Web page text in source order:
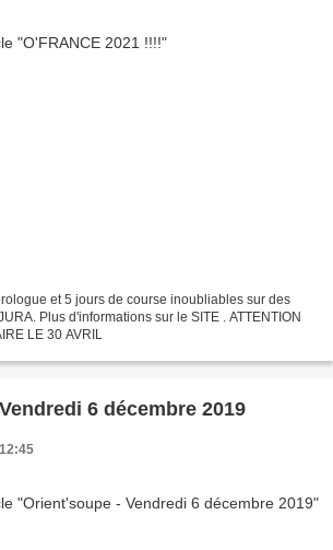
et 5 jours de course inoubliables sur des
Plus d'informations sur le SITE . ATTENTION
LE 30 AVRIL
6 décembre 2019